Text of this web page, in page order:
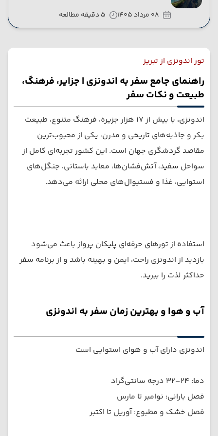
08 مرداد 1405 5 دقیقه مطالعه
تور اندونزی از تبریز
راهنمای جامع سفر به اندونزی | جزایر، فرهنگ،
طبیعت و نکات سفر
اندونزی، با بیش از ۱۷ هزار جزیره، فرهنگ متنوع، طبیعت
بکر و جاذبه‌های تاریخی و مدرن، یکی از محبوب‌ترین
مقاصد گردشگری جهان است. این کشور تجربه‌ای کامل از
سواحل سفید، آتش‌فشان‌ها، معابد باستانی، جنگل‌های
استوایی، غذا و فستیوال‌های محلی ارائه می‌دهد.
استفاده از تورهای حرفه‌ای پلیکان پرواز باعث می‌شود
بازدید از اندونزی راحت، ایمن و بهینه باشد و از برنامه سفر
حداکثر لذت را ببرید.
آب و هوا و بهترین زمان سفر به اندونزی
اندونزی دارای آب و هوای استوایی است
دما: ۲۴–۳۲ درجه سانتی‌گراد
فصل بارانی: نوامبر تا مارس
فصل خشک و مطبوع: آوریل تا اکتبر